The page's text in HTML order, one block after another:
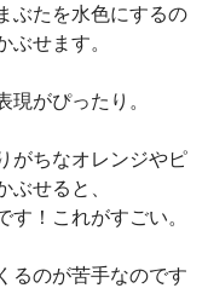
ぶたを水色にするの
せます。
がぴったり。
がちなオレンジやピ
せると、
！これがすごい。
るのが苦手なのです